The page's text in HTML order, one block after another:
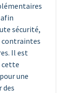
sécurité,
contraintes
Il est
cette
une
des